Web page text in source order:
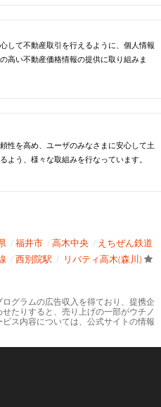
して不動産取引を行えるように、個人情報
高い不動産価格情報の提供に取り組みま
性を高め、ユーザのみなさまに安心して土
よう、様々な取組みを行なっています。
福井市 高木中央
えちぜん鉄道
西別院駅 リバティ高木(森川)
グラムの広告収入を得ており、提携企
たりすると、売り上げの一部がウチノ
ス内容については、公式サイトの情報